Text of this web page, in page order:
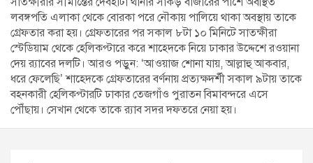
লবঙ্গপতি এলাকা থেকে বোরকা পরে নৌকায় পালিয়ে থাকা অবস্থায় তাকে
গ্রেফতার করা হয়। গ্রেফতারের পর সকাল ৮টা ১০ মিনিটে সাতক্ষীরা
স্টেডিয়াম থেকে হেলিকপ্টারে করে শাহেদকে নিয়ে ঢাকার উদ্দেশে রওয়ানা
দেয় র‌্যাবের দলটি। আরও পড়ুন: ‘আওয়াজ শোনা যায়, আল্লাহু আকবার,
ধরে ফেলেছি’ শাহেদকে গ্রেফতারের বর্ণনায় প্রত্যক্ষদর্শী সকাল ৯টায় তাকে
বহনকারী হেলিকপ্টারটি ঢাকার তেজগাঁও পুরাতন বিমাবন্দরে এসে
পৌঁছায়। সেখান থেকে তাকে র‌্যাব সদর দফতরে নেয়া হয়।